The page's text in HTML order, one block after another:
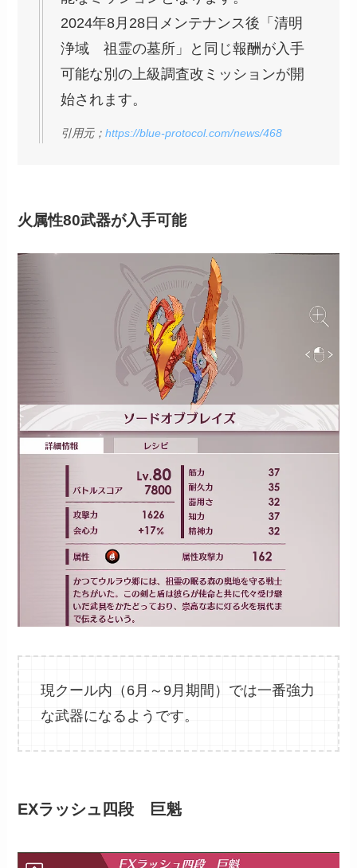
2024年8月28日メンテナンス後「清明
浄域 祖霊の墓所」と同じ報酬が入手
可能な別の上級調査改ミッションが開
始されます。
引用元；https://blue-protocol.com/news/468
火属性80武器が入手可能
現クール内（6月～9月期間）では一番強力
な武器になるようです。
EXラッシュ四段 巨魁